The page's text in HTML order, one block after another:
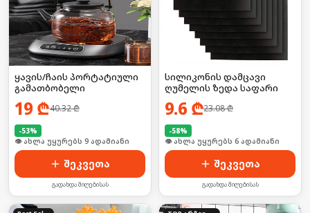
ყავის/ჩაის პორტატიული
გამათბობელი
19 ₾40.32₾
-53%
🛒 ბოლო 24სთ-ში იყიდა 10-მა
შეკვეთა
გადახდა მიღებისას
სილიკონის დამცავი
ღუმელის ზედა საფარი
9.6 ₾23.08₾
-58%
🛒 ბოლო 24სთ-ში იყიდა 53-მა
შეკვეთა
გადახდა მიღებისას